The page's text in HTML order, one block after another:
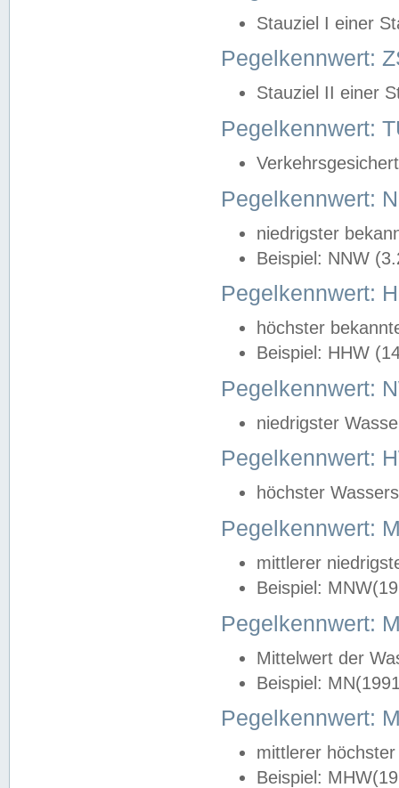
Stauziel I einer
Pegelkennwert:
Stauziel II einer
Pegelkennwert:
Pegelkennwert:
niedrigster
Beispiel: NNW
Pegelkennwert:
höchster
Beispiel: HHW
Pegelkennwert:
niedrigster
Pegelkennwert:
höchster
Pegelkennwert:
mittlerer
Beispiel:
Pegelkennwert:
Mittelwert der
Beispiel:
Pegelkennwert:
mittlerer
Beispiel: